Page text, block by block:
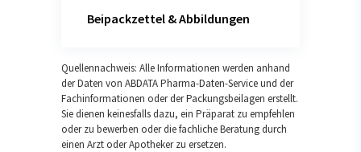
Beipackzettel & Abbildungen
Quellennachweis: Alle Informationen werden anhand
der Daten von ABDATA Pharma-Daten-Service und der
Fachinformationen oder der Packungsbeilagen erstellt.
Sie dienen keinesfalls dazu, ein Präparat zu empfehlen
oder zu bewerben oder die fachliche Beratung durch
einen Arzt oder Apotheker zu ersetzen.